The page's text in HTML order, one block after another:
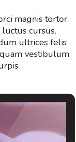
magnis tortor.
cursus.
ultrices felis
vestibulum